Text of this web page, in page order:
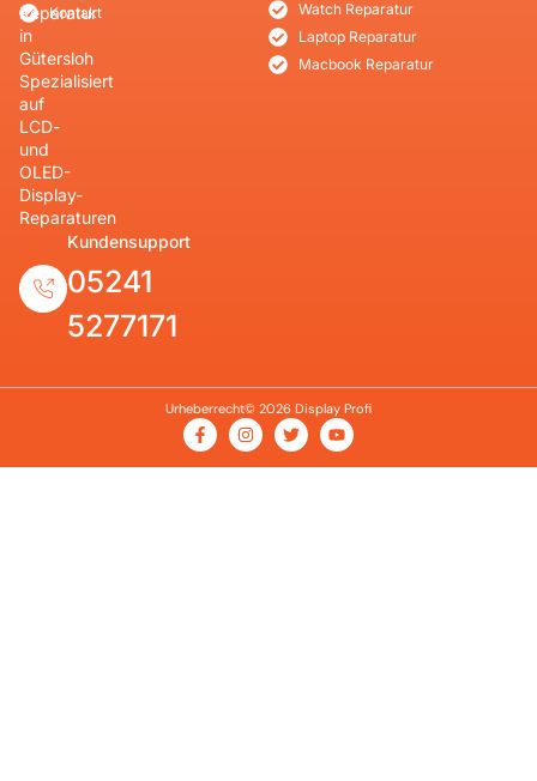
Reparatur
in
Gütersloh
Spezialisiert
auf
LCD-
und
OLED-
Display-
Reparaturen
Kundensupport
05241
5277171
Kontakt
Watch Reparatur
Laptop Reparatur
Macbook Reparatur
Urheberrecht© 2026 Display Profi